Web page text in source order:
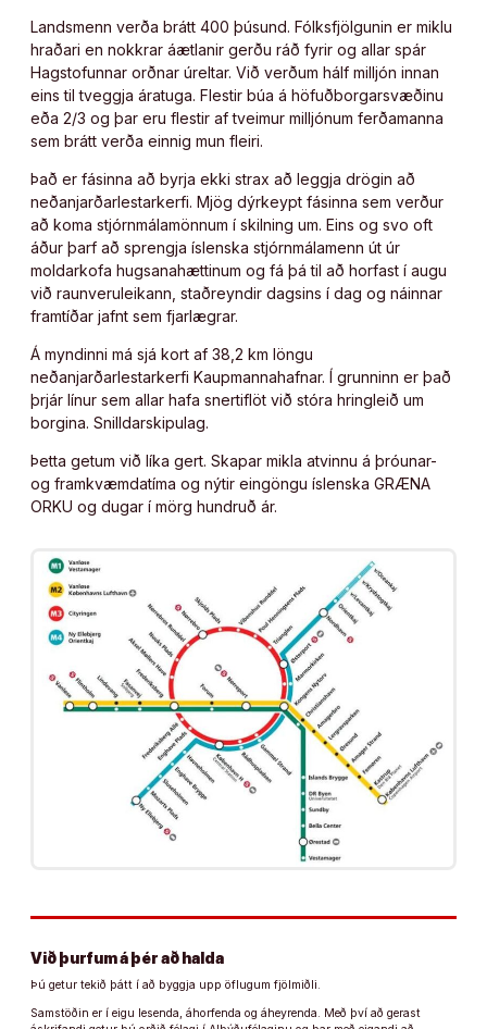
Landsmenn verða brátt 400 þúsund. Fólksfjölgunin er miklu
hraðari en nokkrar áætlanir gerðu ráð fyrir og allar spár
Hagstofunnar orðnar úreltar. Við verðum hálf milljón innan
eins til tveggja áratuga. Flestir búa á höfuðborgarsvæðinu
eða 2/3 og þar eru flestir af tveimur milljónum ferðamanna
sem brátt verða einnig mun fleiri.
Það er fásinna að byrja ekki strax að leggja drögin að
neðanjarðarlestarkerfi. Mjög dýrkeypt fásinna sem verður
að koma stjórnmálamönnum í skilning um. Eins og svo oft
áður þarf að sprengja íslenska stjórnmálamenn út úr
moldarkofa hugsanahættinum og fá þá til að horfast í augu
við raunveruleikann, staðreyndir dagsins í dag og náinnar
framtíðar jafnt sem fjarlægrar.
Á myndinni má sjá kort af 38,2 km löngu
neðanjarðarlestarkerfi Kaupmannahafnar. Í grunninn er það
þrjár línur sem allar hafa snertiflöt við stóra hringleið um
borgina. Snilldarskipulag.
Þetta getum við líka gert. Skapar mikla atvinnu á þróunar-
og framkvæmdatíma og nýtir eingöngu íslenska GRÆNA
ORKU og dugar í mörg hundruð ár.
Við þurfum á þér að halda
Þú getur tekið þátt í að byggja upp öflugum fjölmiðli.
Samstöðin er í eigu lesenda, áhorfenda og áheyrenda. Með því að gerast